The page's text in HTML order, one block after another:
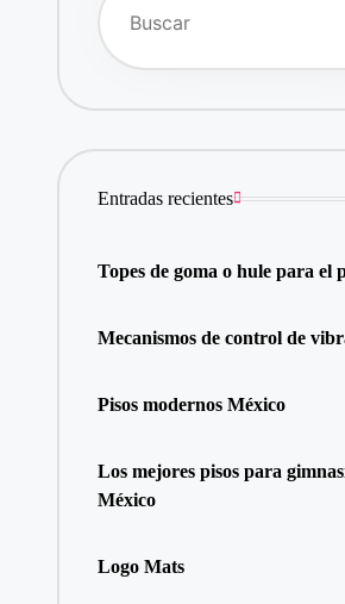
Entradas recientes
Topes de goma o hule para el
Mecanismos de control de
Pisos modernos México
Los mejores pisos para
México
Logo Mats